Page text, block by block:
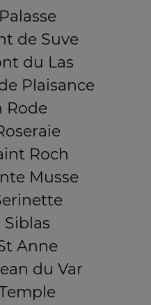
de Suve
du Las
Plaisance
Rode
Roch
Musse
Anne
du Var